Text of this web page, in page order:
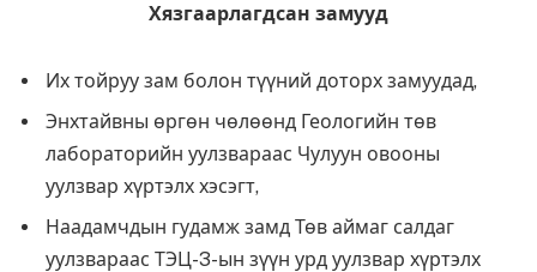
Хязгаарлагдсан замууд
Их тойруу зам болон түүний доторх замуудад,
Энхтайвны өргөн чөлөөнд Геологийн төв
лабораторийн уулзвараас Чулуун овооны
уулзвар хүртэлх хэсэгт,
Наадамчдын гудамж замд Төв аймаг салдаг
уулзвараас ТЭЦ-3-ын зүүн урд уулзвар хүртэлх